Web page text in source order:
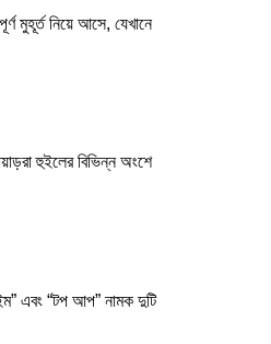
মুহূর্ত নিয়ে আসে, যেখানে
হুইলের বিভিন্ন অংশে
এবং “টপ আপ” নামক দুটি